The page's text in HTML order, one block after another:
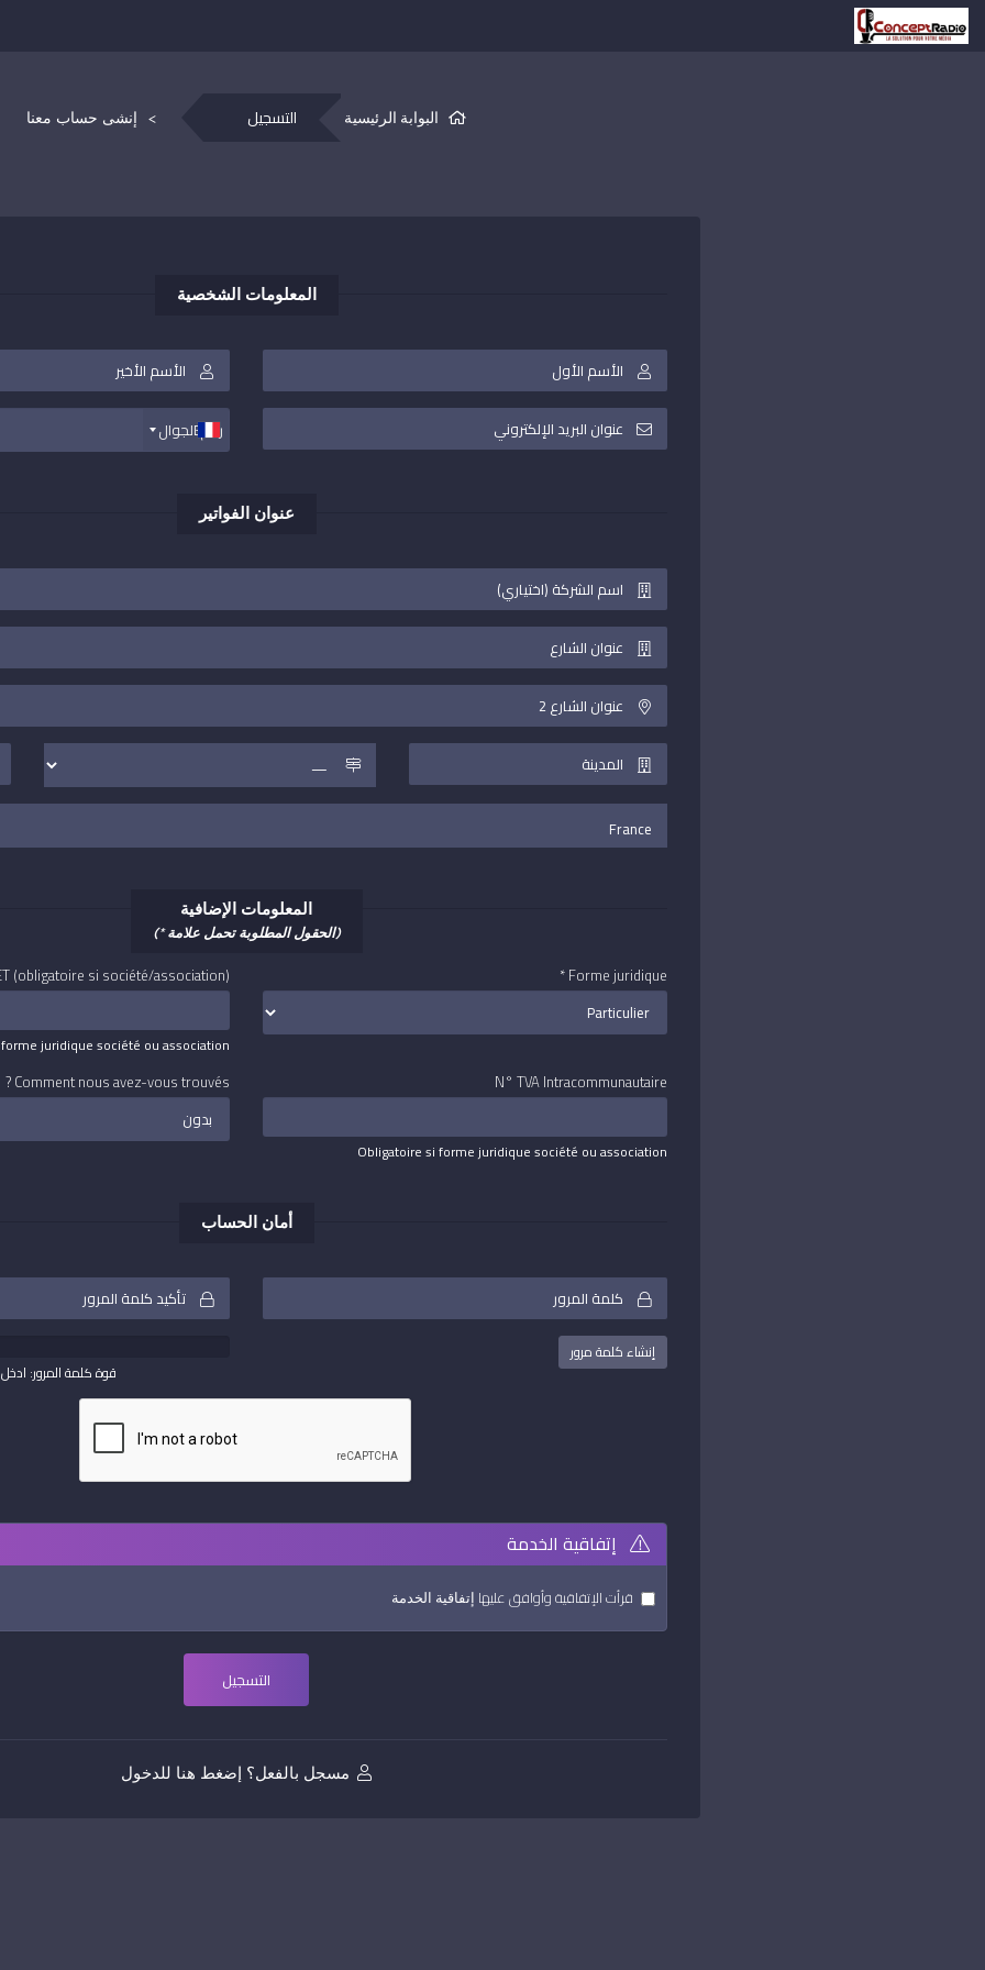
البوابة الرئيسية التسجيل إنشى حساب معنا
المعلومات الشخصية
+33
عنوان الفواتير
المعلومات الإضافية
(الحقول المطلوبة تحمل علامة *)
Forme juridique *
(obligatoire si société/association)
juridique société ou association
N° TVA Intracommunautaire
Obligatoire si forme juridique société ou association
Comment nous avez-vous trouvés ?
أمان الحساب
إنشاء كلمة مرور
قوة كلمة المرور:
إتفاقية الخدمة
قرأت الإتفاقية وأوافق عليها إتفاقية الخدمة
مسجل بالفعل؟ إضغط هنا للدخول